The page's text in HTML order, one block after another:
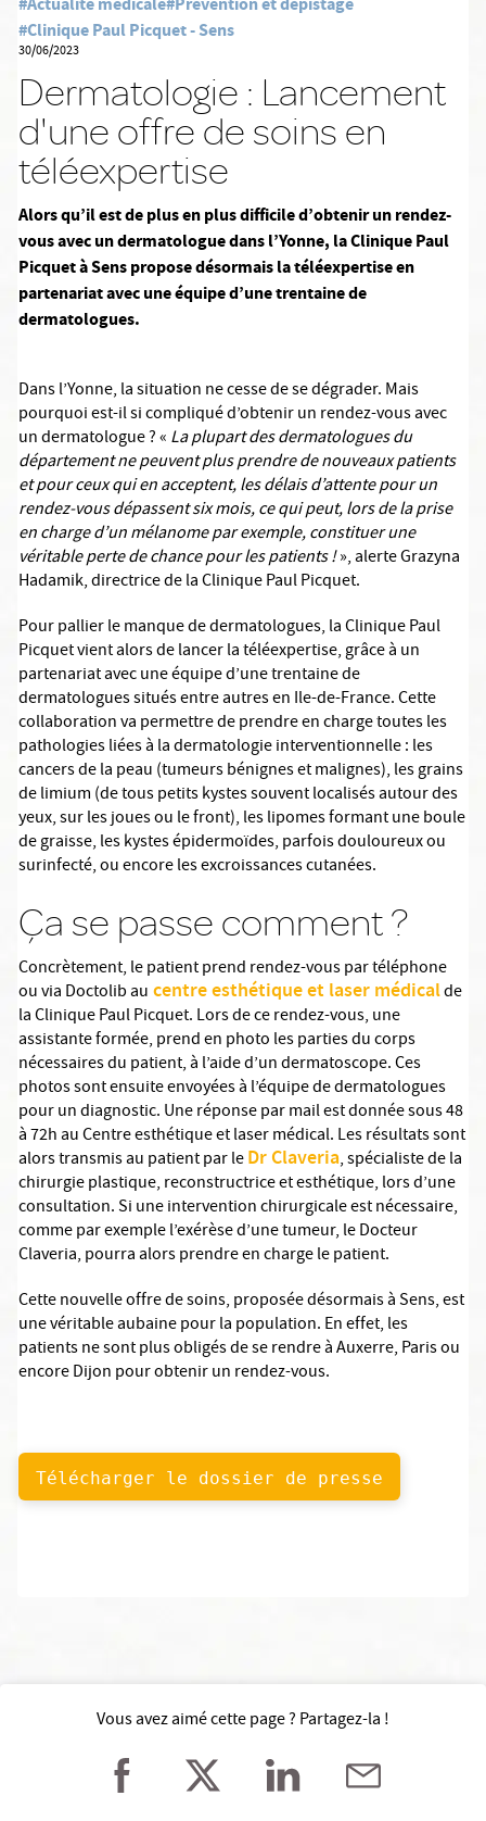
#Clinique Paul Picquet - Sens
30/06/2023
Dermatologie : Lancement
d'une offre de soins en
téléexpertise
Alors qu’il est de plus en plus difficile d’obtenir un rendez-
vous avec un dermatologue dans l’Yonne, la Clinique Paul
Picquet à Sens propose désormais la téléexpertise en
partenariat avec une équipe d’une trentaine de
dermatologues.
Dans l’Yonne, la situation ne cesse de se dégrader. Mais
pourquoi est-il si compliqué d’obtenir un rendez-vous avec
un dermatologue ? « La plupart des dermatologues du
département ne peuvent plus prendre de nouveaux patients
et pour ceux qui en acceptent, les délais d’attente pour un
rendez-vous dépassent six mois, ce qui peut, lors de la prise
en charge d’un mélanome par exemple, constituer une
véritable perte de chance pour les patients !», alerte Grazyna
Hadamik, directrice de la Clinique Paul Picquet.
Pour pallier le manque de dermatologues, la Clinique Paul
Picquet vient alors de lancer la téléexpertise, grâce à un
partenariat avec une équipe d’une trentaine de
dermatologues situés entre autres en Ile-de-France. Cette
collaboration va permettre de prendre en charge toutes les
pathologies liées à la dermatologie interventionnelle : les
cancers de la peau (tumeurs bénignes et malignes), les grains
de limium (de tous petits kystes souvent localisés autour des
yeux, sur les joues ou le front), les lipomes formant une boule
de graisse, les kystes épidermoïdes, parfois douloureux ou
surinfecté, ou encore les excroissances cutanées.
Ça se passe comment ?
Concrètement, le patient prend rendez-vous par téléphone
ou via Doctolib au centre esthétique et laser médicalde
la Clinique Paul Picquet. Lors de ce rendez-vous, une
assistante formée, prend en photo les parties du corps
nécessaires du patient, à l’aide d’un dermatoscope. Ces
photos sont ensuite envoyées à l’équipe de dermatologues
pour un diagnostic. Une réponse par mail est donnée sous 48
à 72h au Centre esthétique et laser médical. Les résultats sont
alors transmis au patient par leDr Claveria, spécialiste de la
chirurgie plastique, reconstructrice et esthétique, lors d’une
consultation. Si une intervention chirurgicale est nécessaire,
comme par exemple l’exérèse d’une tumeur, le Docteur
Claveria, pourra alors prendre en charge le patient.
Cette nouvelle offre de soins, proposée désormais à Sens, est
une véritable aubaine pour la population. En effet, les
patients ne sont plus obligés de se rendre à Auxerre, Paris ou
encore Dijon pour obtenir un rendez-vous.
Télécharger le dossier de presse
Vous avez aimé cette page ? Partagez-la !